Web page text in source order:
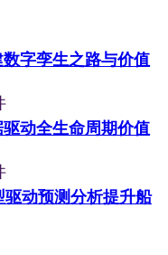
字孪生之路与价值
动全生命周期价值
动预测分析提升船